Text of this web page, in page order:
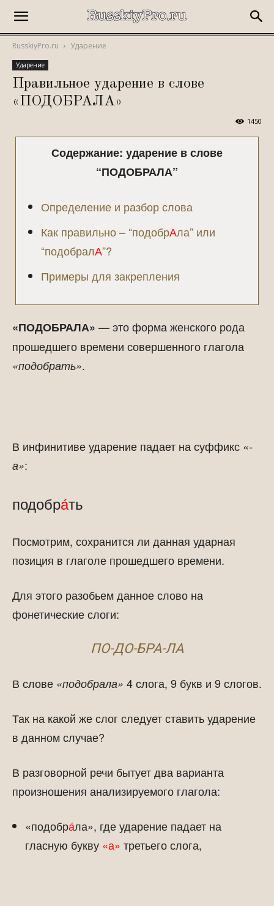
RusskiyPro.ru Ударение
Ударение
Правильное ударение в слове
«ПОДОБРАЛА»
1450
Содержание: ударение в слове
“ПОДОБРАЛА”
Определение и разбор слова
Как правильно – “подобрАла” или
“подобралА”?
Примеры для закрепления
«ПОДОБРАЛА» — это форма женского рода
прошедшего времени совершенного глагола
«подобрать».
В инфинитиве ударение падает на суффикс «-
а»:
подобра́ть
Посмотрим, сохранится ли данная ударная
позиция в глаголе прошедшего времени.
Для этого разобьем данное слово на
фонетические слоги:
ПО-ДО-БРА-ЛА
В слове «подобрала» 4 слога, 9 букв и 9 слогов.
Так на какой же слог следует ставить ударение
в данном случае?
В разговорной речи бытует два варианта
произношения анализируемого глагола:
«подобра́ла», где ударение падает на
гласную букву «а» третьего слога,